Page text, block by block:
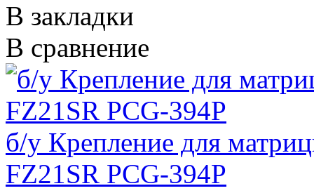
В закладки
В сравнение
б/у Крепление для
FZ21SR PCG-394P